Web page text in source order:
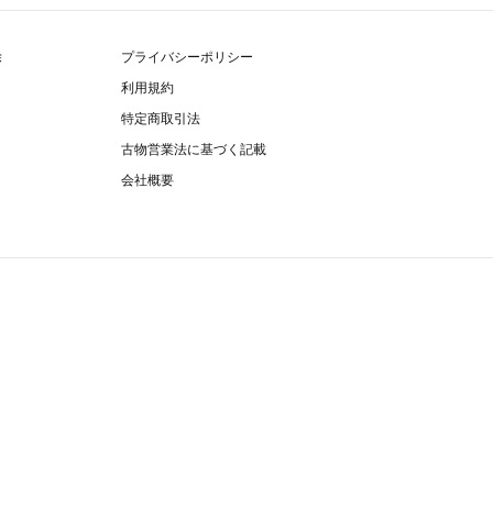
プライバシーポリシー
利用規約
特定商取引法
古物営業法に基づく記載
会社概要